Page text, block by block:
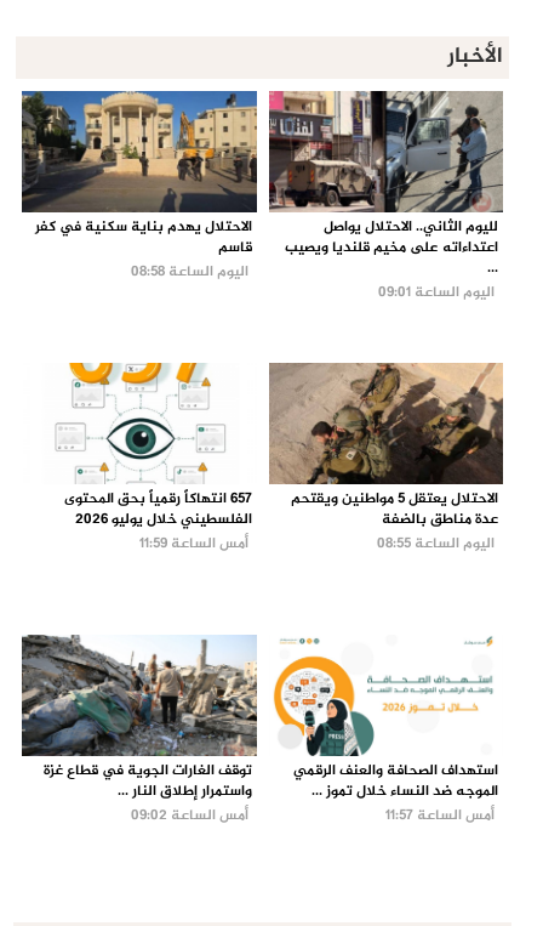
الأخبار
لليوم الثاني.. الاحتلال يواصل
اعتداءاته على مخيم قلنديا ويصيب
...
اليوم الساعة 09:01
الاحتلال يهدم بناية سكنية في كفر
قاسم
اليوم الساعة 08:58
الاحتلال يعتقل 5 مواطنين ويقتحم
عدة مناطق بالضفة
اليوم الساعة 08:55
657 انتهاكاً رقمياً بحق المحتوى
الفلسطيني خلال يوليو 2026
أمس الساعة 11:59
استهداف الصحافة والعنف الرقمي
الموجه ضد النساء خلال تموز ...
أمس الساعة 11:57
توقف الغارات الجوية في قطاع غزة
واستمرار إطلاق النار ...
أمس الساعة 09:02